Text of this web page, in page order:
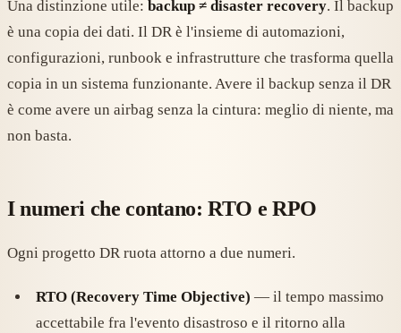
Una distinzione utile: backup ≠ disaster recovery. Il backup
è una copia dei dati. Il DR è l'insieme di automazioni,
configurazioni, runbook e infrastrutture che trasforma quella
copia in un sistema funzionante. Avere il backup senza il DR
è come avere un airbag senza la cintura: meglio di niente, ma
non basta.
I numeri che contano: RTO e RPO
Ogni progetto DR ruota attorno a due numeri.
RTO (Recovery Time Objective) — il tempo massimo
accettabile fra l'evento disastroso e il ritorno alla